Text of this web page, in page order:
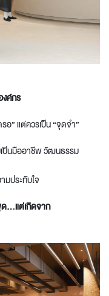
ค์กร
อ” แต่ควรเป็น “จุดจำ”
ป็นมืออาชีพ วัฒนธรรม
มประทับใจ
ด…แต่เกิดจาก